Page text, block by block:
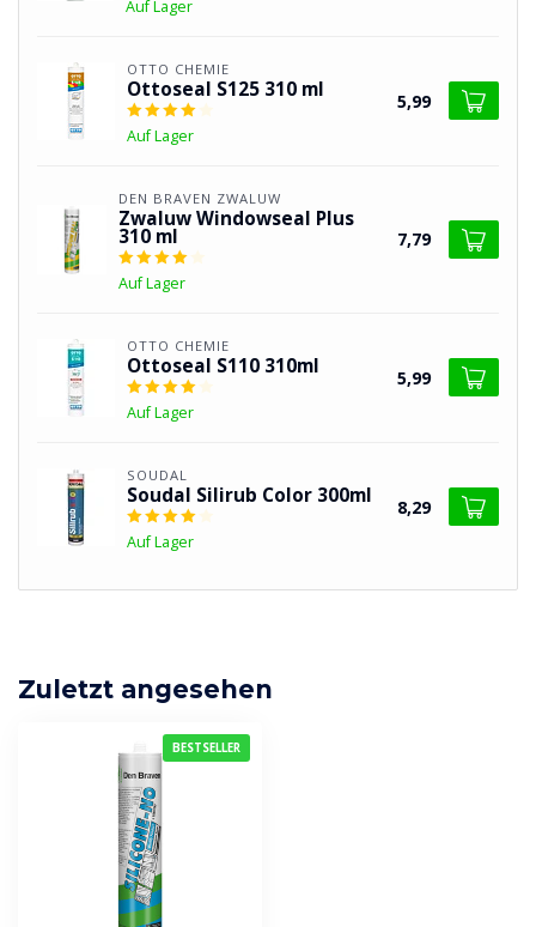
Auf Lager
OTTO CHEMIE
Ottoseal S125 310 ml
Auf Lager
5,99
DEN BRAVEN ZWALUW
Zwaluw Windowseal Plus
310 ml
Auf Lager
7,79
OTTO CHEMIE
Ottoseal S110 310ml
Auf Lager
5,99
SOUDAL
Soudal Silirub Color 300ml
Auf Lager
8,29
Zuletzt angesehen
BESTSELLER